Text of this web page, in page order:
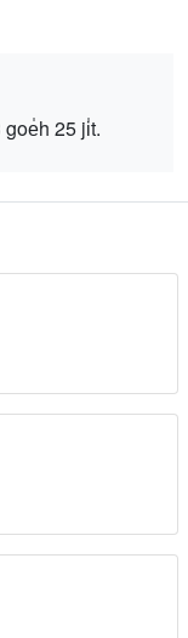
25 ji̍t.